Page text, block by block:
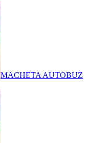
MACHETA AUTOBUZ